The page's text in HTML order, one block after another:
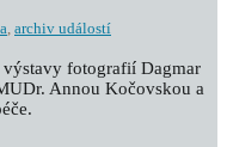
, archiv událostí
fotografií Dagmar
Annou Kočovskou a